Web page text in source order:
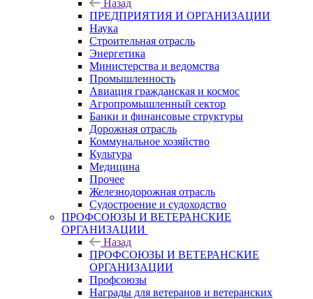
Назад
ПРЕДПРИЯТИЯ И ОРГАНИЗАЦИИ
Наука
Строительная отрасль
Энергетика
Министерства и ведомства
Промышленность
Авиация гражданская и космос
Агропромышленный сектор
Банки и финансовые структуры
Дорожная отрасль
Коммунальное хозяйство
Культура
Медицина
Прочее
Железнодорожная отрасль
Судостроение и судоходство
ПРОФСОЮЗЫ И ВЕТЕРАНСКИЕ
ОРГАНИЗАЦИИ
Назад
ПРОФСОЮЗЫ И ВЕТЕРАНСКИЕ
ОРГАНИЗАЦИИ
Профсоюзы
Награды для ветеранов и ветеранских